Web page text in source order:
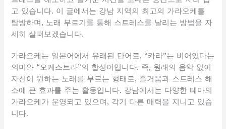
고 있습니다. 이 글에서는 강남 지역의 최고의 가라오케를
탐방하며, 노래 부르기를 통해 스트레스를 날리는 방법을 자
세히 살펴보겠습니다.
가라오케는 일본어에서 유래된 단어로, “카라”는 비어있다는
의미와 “오케스트라”의 합성어입니다. 즉, 원래의 음악 없이
자신이 원하는 노래를 부르는 형태로, 즐거움과 스트레스 해
소에 큰 효과를 주는 활동입니다. 강남에서는 다양한 테마의
가라오케가 운영되고 있으며, 각기 다른 매력을 지니고 있습
니다.